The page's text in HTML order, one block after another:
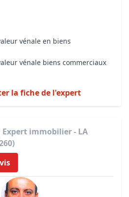
vénale en biens
vénale biens commerciaux
la fiche de l'expert
Expert immobilier - LA